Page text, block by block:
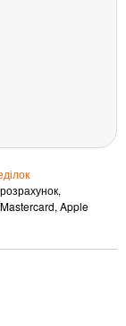
Mastercard, Apple